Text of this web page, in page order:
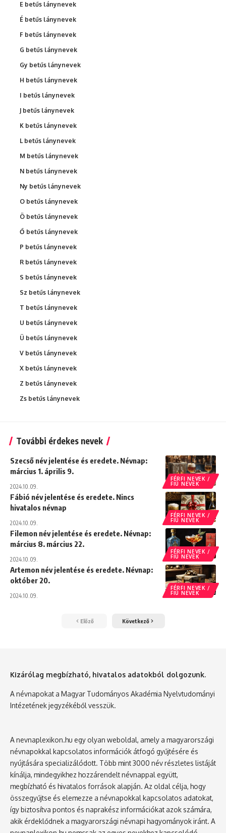
E betűs lánynevek
É betűs lánynevek
F betűs lánynevek
G betűs lánynevek
Gy betűs lánynevek
H betűs lánynevek
I betűs lánynevek
J betűs lánynevek
K betűs lánynevek
L betűs lánynevek
M betűs lánynevek
N betűs lánynevek
Ny betűs lánynevek
O betűs lánynevek
Ö betűs lánynevek
Ő betűs lánynevek
P betűs lánynevek
R betűs lánynevek
S betűs lánynevek
Sz betűs lánynevek
T betűs lánynevek
U betűs lánynevek
Ü betűs lánynevek
V betűs lánynevek
X betűs lánynevek
Z betűs lánynevek
Zs betűs lánynevek
További érdekes nevek
FÉRFI NEVEK /
FIÚ NEVEK
Szecső név jelentése és eredete. Névnap:
március 1. április 9.
2024.10.09.
FÉRFI NEVEK /
FIÚ NEVEK
Fábió név jelentése és eredete. Nincs
hivatalos névnap
2024.10.09.
FÉRFI NEVEK /
FIÚ NEVEK
Filemon név jelentése és eredete. Névnap:
március 8. március 22.
2024.10.09.
FÉRFI NEVEK /
FIÚ NEVEK
Artemon név jelentése és eredete. Névnap:
október 20.
2024.10.09.
Előző Következő
Kizárólag megbízható, hivatalos adatokból dolgozunk.
A névnapokat a Magyar Tudományos Akadémia Nyelvtudományi
Intézetének jegyzékéből vesszük.
A nevnaplexikon.hu egy olyan weboldal, amely a magyarországi
névnapokkal kapcsolatos információk átfogó gyűjtésére és
nyújtására specializálódott. Több mint 3000 név részletes listáját
kínálja, mindegyikhez hozzárendelt névnappal együtt,
megbízható és hivatalos források alapján. Az oldal célja, hogy
összegyűjtse és elemezze a névnapokkal kapcsolatos adatokat,
így biztosítva pontos és naprakész információkat azok számára,
akik érdeklődnek a magyarországi névnapi hagyományok iránt. A